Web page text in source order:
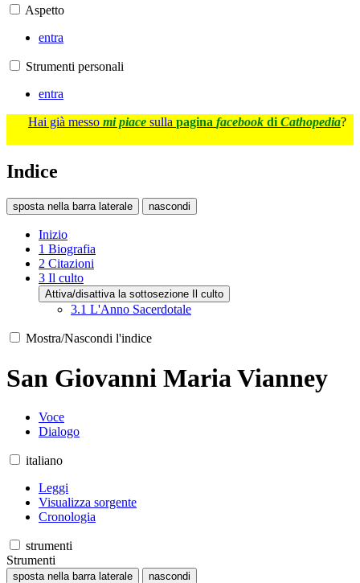
Aspetto
entra
Strumenti personali
entra
Hai già messo mi piace sulla pagina facebook di Cathopedia?
Indice
sposta nella barra laterale nascondi
Inizio
1 Biografia
2 Citazioni
3 Il culto
Attiva/disattiva la sottosezione Il culto
3.1 L'Anno Sacerdotale
Mostra/Nascondi l'indice
San Giovanni Maria Vianney
Voce
Dialogo
italiano
Leggi
Visualizza sorgente
Cronologia
strumenti
Strumenti
sposta nella barra laterale nascondi